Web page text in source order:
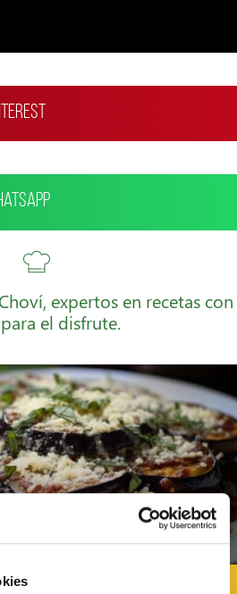
expertos en recetas con
el disfrute.
AL HORNO